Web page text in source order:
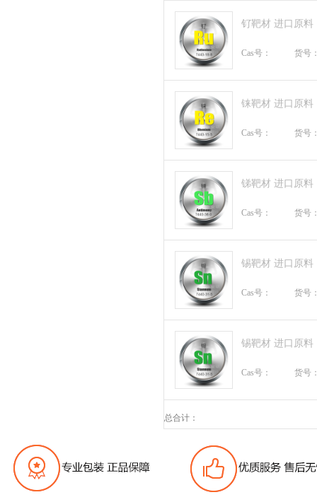
钌靶材 进口原料
Cas号： 货号
铼靶材 进口原料
Cas号： 货号
锑靶材 进口原料
Cas号： 货号
锡靶材 进口原料
Cas号： 货号
锡靶材 进口原料
Cas号： 货号
总合计：